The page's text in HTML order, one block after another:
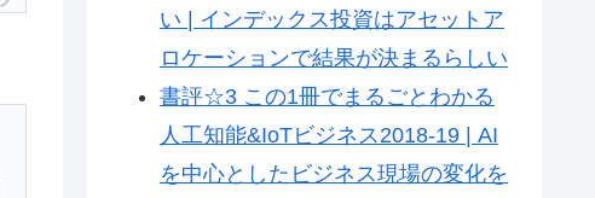
い | インデックス投資はアセットア
ロケーションで結果が決まるらしい
書評☆3 この1冊でまるごとわかる
人工知能&IoTビジネス2018-19 | AI
を中心としたビジネス現場の変化を